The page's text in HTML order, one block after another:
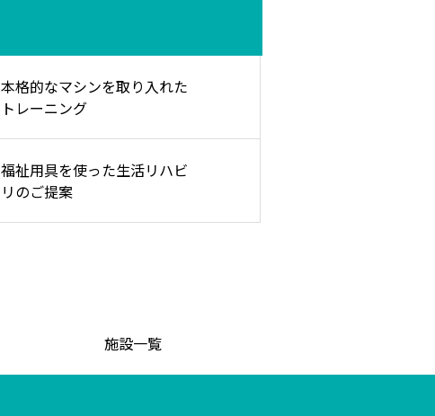
本格的なマシンを取り入れた
トレーニング
福祉用具を使った生活リハビ
リのご提案
施設一覧